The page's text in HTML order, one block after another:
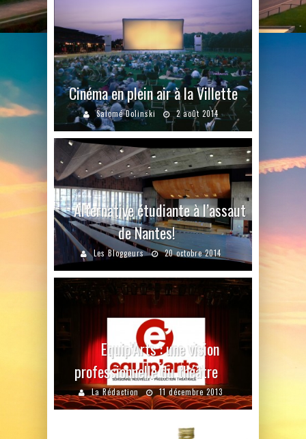
Cinéma en plein air à la Villette
Salomé Dolinski 2 août 2014
Alternative étudiante à l’assaut
de Nantes!
Les Bloggeurs 20 octobre 2014
Equip’Arts : une vision
professionnelle du théâtre
La Rédaction 11 décembre 2013